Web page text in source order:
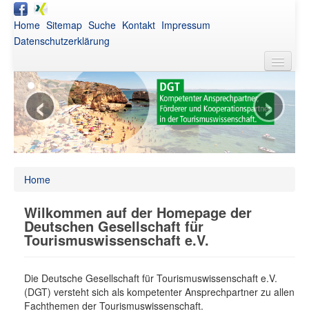
Home Sitemap Suche Kontakt Impressum
Datenschutzerklärung
DGT
Aktuelles
Awards
Veranstaltungen
Intern
‹ ›
Home
Wilkommen auf der Homepage der
Deutschen Gesellschaft für
Tourismuswissenschaft e.V.
Die Deutsche Gesellschaft für Tourismuswissenschaft e.V.
(DGT) versteht sich als kompetenter Ansprechpartner zu allen
Fachthemen der Tourismuswissenschaft.